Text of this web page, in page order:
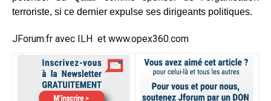
terroriste, si ce dernier expulse ses dirigeants politiques.
JForum.fr avec ILH et www.opex360.com